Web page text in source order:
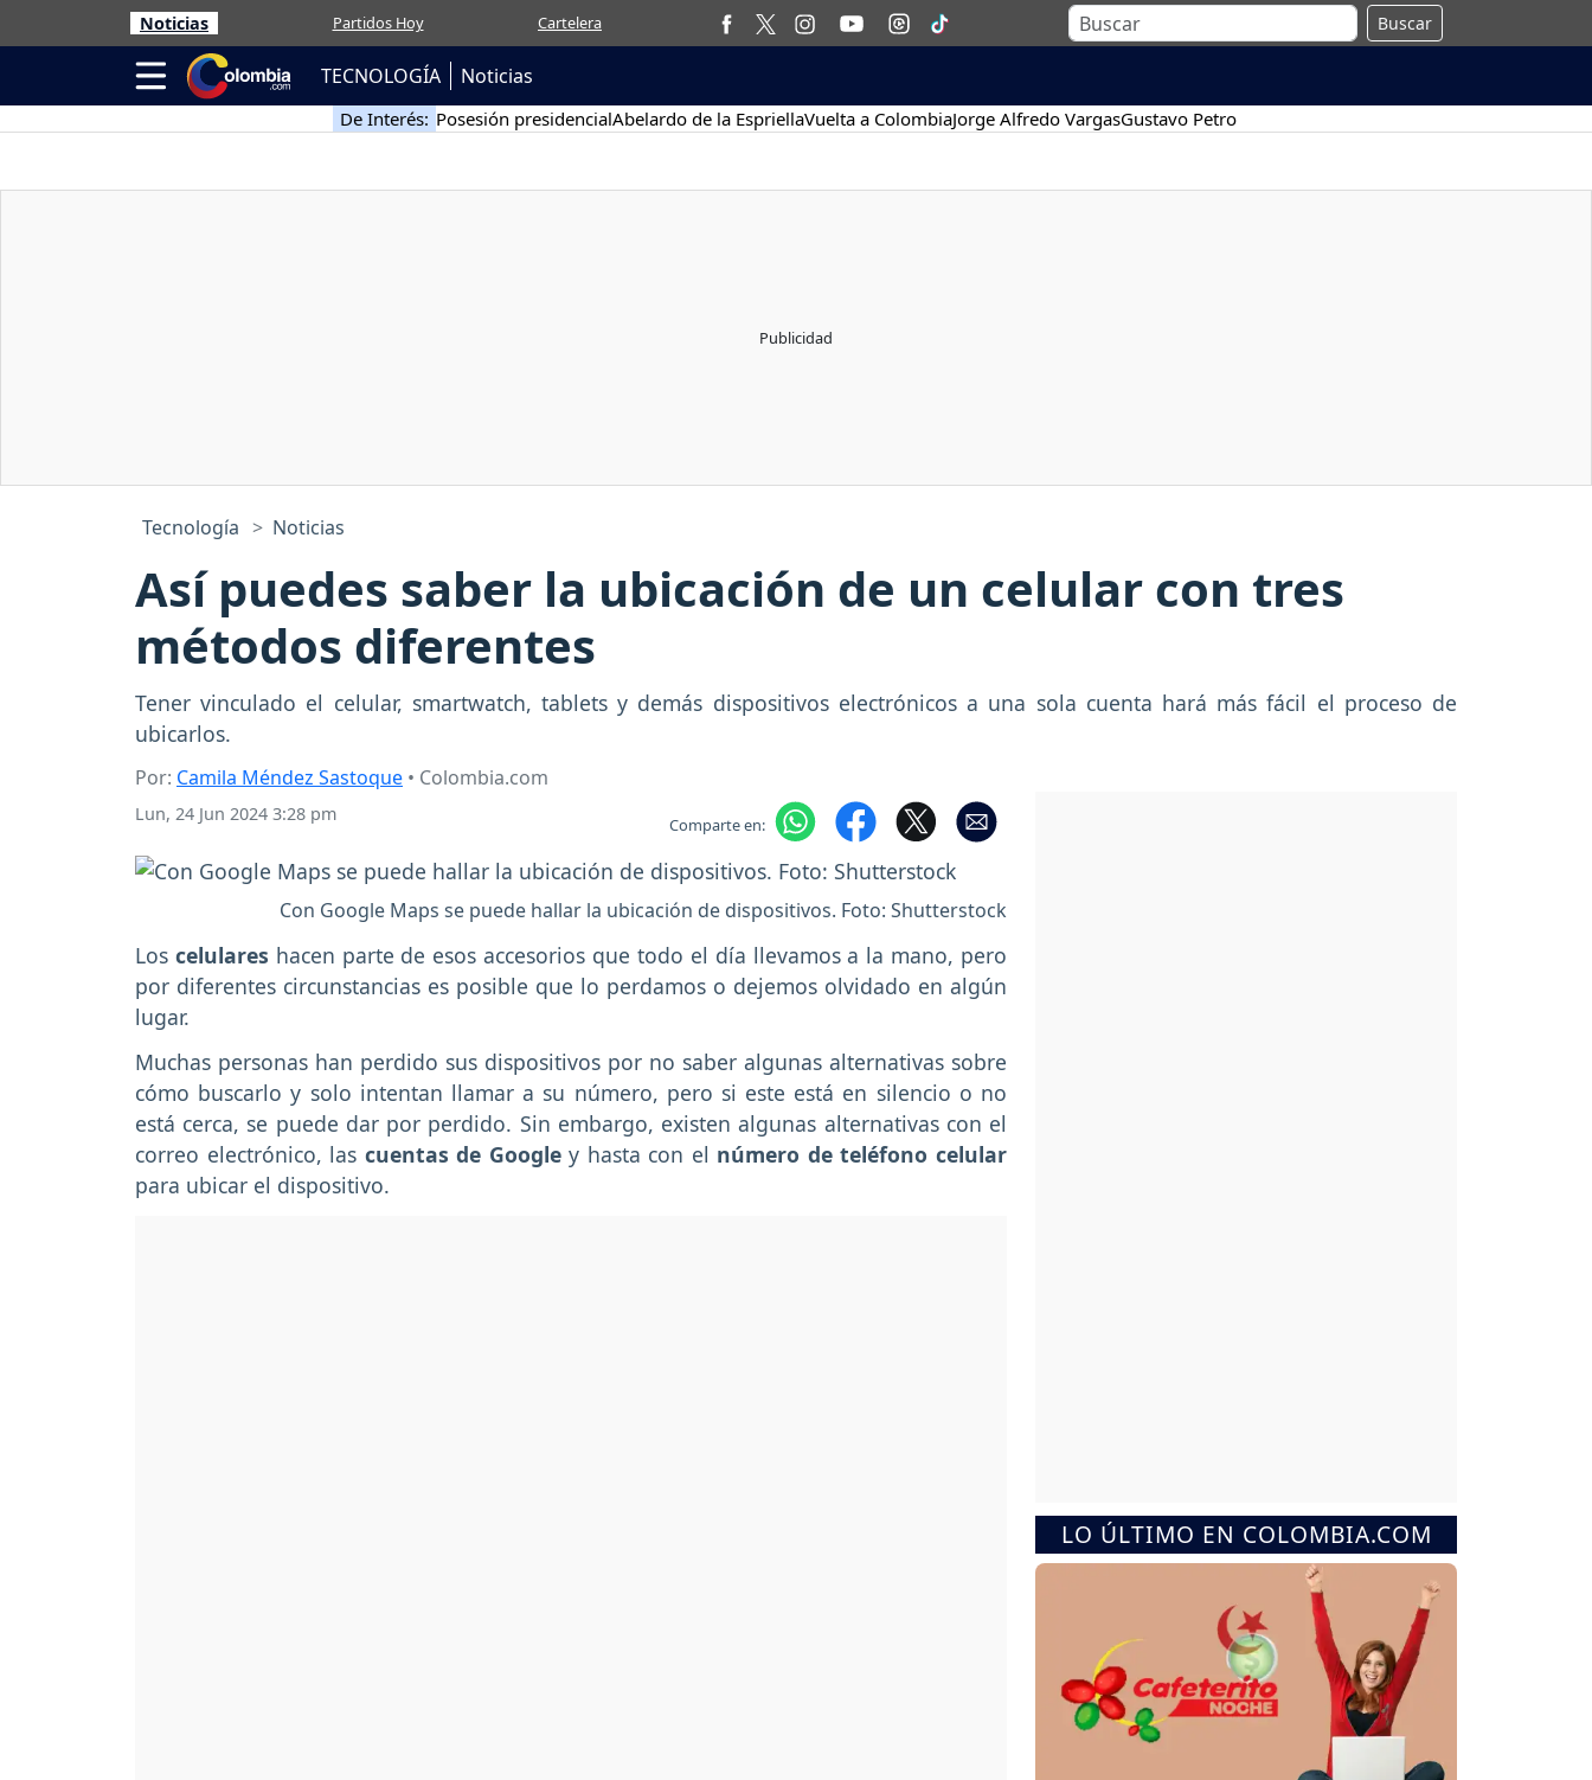
Noticias Partidos Hoy Cartelera Buscar
TECNOLOGÍA Noticias
De Interés: Posesión presidencialAbelardo de la EspriellaVuelta a ColombiaJorge Alfredo VargasGustavo Petro
Tecnología Noticias
Así puedes saber la ubicación de un celular con tres
métodos diferentes
Tener vinculado el celular, smartwatch, tablets y demás dispositivos electrónicos a una sola cuenta hará más fácil el proceso de
ubicarlos.
Por: Camila Méndez Sastoque • Colombia.com
Lun, 24 Jun 2024 3:28 pm Comparte en:
Con Google Maps se puede hallar la ubicación de dispositivos. Foto: Shutterstock
Los celulares hacen parte de esos accesorios que todo el día llevamos a la mano, pero
por diferentes circunstancias es posible que lo perdamos o dejemos olvidado en algún
lugar.
Muchas personas han perdido sus dispositivos por no saber algunas alternativas sobre
cómo buscarlo y solo intentan llamar a su número, pero si este está en silencio o no
está cerca, se puede dar por perdido. Sin embargo, existen algunas alternativas con el
correo electrónico, las cuentas de Googley hasta con el número de teléfono celular
para ubicar el dispositivo.
LO ÚLTIMO EN COLOMBIA.COM